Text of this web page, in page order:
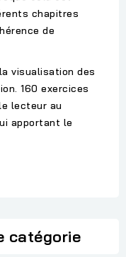
chapitres
de
visualisation des
160 exercices
lecteur au
apportant le
catégorie